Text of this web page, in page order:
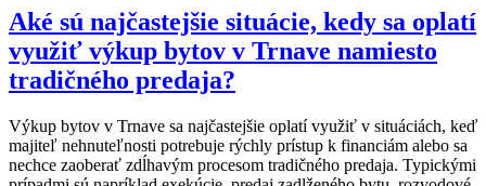
Aké sú najčastejšie situácie, kedy sa oplatí
využiť výkup bytov v Trnave namiesto
tradičného predaja?
Výkup bytov v Trnave sa najčastejšie oplatí využiť v situáciách, keď
majiteľ nehnuteľnosti potrebuje rýchly prístup k financiám alebo sa
nechce zaoberať zdĺhavým procesom tradičného predaja. Typickými